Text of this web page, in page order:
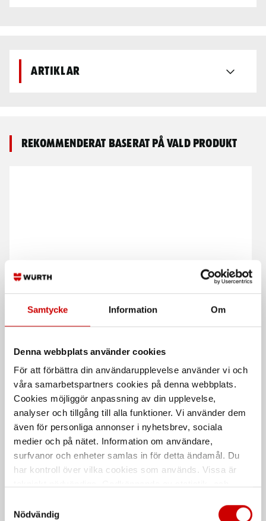
Samtycke Information Om
Denna webbplats använder cookies
För att förbättra din användarupplevelse använder vi och
våra samarbetspartners cookies på denna webbplats.
Cookies möjliggör anpassning av din upplevelse,
analyser och tillgång till alla funktioner. Vi använder dem
även för personliga annonser i nyhetsbrev, sociala
medier och på nätet. Information om användare,
surfvanor och enheter samlas in för detta ändamål. Du
har kontroll över vilka cookies som används. Vissa är
länder utanför EU med olika dataskyddsnormer. Genom
Nödvändig
Artiklar
Rekommenderat baserat på vald produkt
Svetstång med halvrunda
Halvrunda käftar
Svetstång med raka
Med raka backar
Svetstång
Med långa raka backar
Svetstång med
universalbackar
Med universalbackar